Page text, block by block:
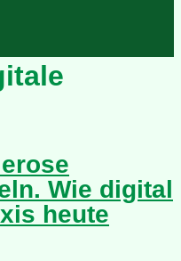
Wie digital
heute